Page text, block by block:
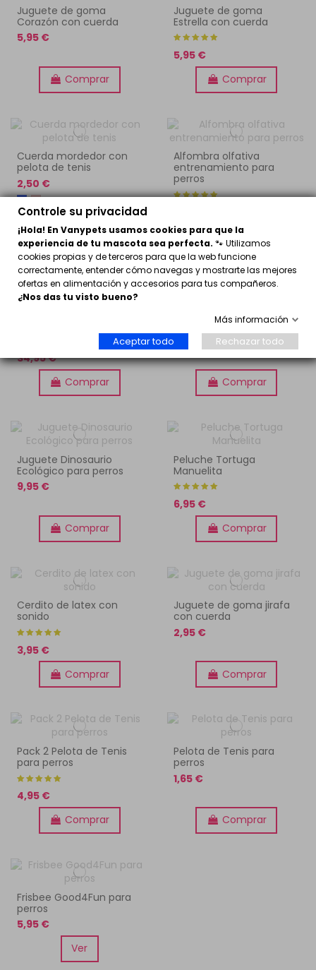
Juguete de goma
Corazón con cuerda
5,95 €
Comprar
Juguete de goma
Estrella con cuerda
5,95 €
Comprar
Cuerda mordedor con
pelota de tenis
2,50 €
Comprar
Alfombra olfativa
entrenamiento para
perros
Comprar
34,95 €
Comprar
Cuerda mordedor con
pelota de tenis y asa
3,90 €
Comprar
Juguete Dinosaurio
Ecológico para perros
9,95 €
Comprar
Peluche Tortuga
Manuelita
6,95 €
Comprar
Cerdito de latex con
sonido
3,95 €
Comprar
Juguete de goma jirafa
con cuerda
2,95 €
Comprar
Pack 2 Pelota de Tenis
para perros
4,95 €
Comprar
Pelota de Tenis para
perros
1,65 €
Comprar
Frisbee Good4Fun para
perros
5,95 €
Ver
Controle su privacidad
¡Hola! En Vanypets usamos cookies para que la
experiencia de tu mascota sea perfecta. 🐾 Utilizamos
cookies propias y de terceros para que la web funcione
correctamente, entender cómo navegas y mostrarte las mejores
ofertas en alimentación y accesorios para tus compañeros.
¿Nos das tu visto bueno?
Más información
Aceptar todo Rechazar todo